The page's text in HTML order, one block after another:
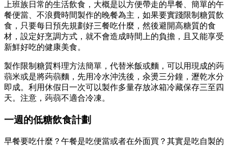
上班族日常的生活飲食，大概是以方便帶走的早餐、簡單的午
餐便當、不浪費時間製作的晚餐為主，如果要實踐限制糖質飲
食，只要每日預先規劃好三餐吃什麼，然後避開高糖質的食
材，設定好烹調方式，就不會造成時間上的負擔，且又能享受
新鮮好吃的健康美食。
製作限制糖質料理方法簡單，代替米飯或麵，可以用現成的蒟
蒻米或是將蒟蒻麵，先用冷水沖洗後，汆燙三分鐘，瀝乾水分
即成。利用休假日一次可以製作多量存放冰箱冷藏保存三至四
天。注意，蒟蒻不適合冷凍。
一週的低糖飲食計劃
早餐要吃什麼？午餐是吃便當或者在外面買？其實是吃自製的